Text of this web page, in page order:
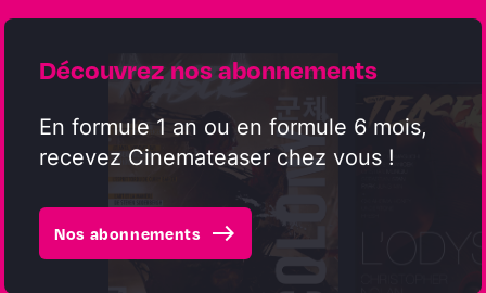
Découvrez nos abonnements
En formule 1 an ou en formule 6 mois,
recevez Cinemateaser chez vous !
Nos abonnements east